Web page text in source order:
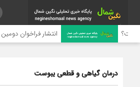
انتشار فراخوان دومین
درمان گیاهی و قطعی یبوست